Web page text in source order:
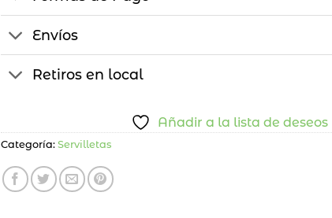
Envíos
Retiros en local
Añadir a la lista de deseos
Categoría: Servilletas